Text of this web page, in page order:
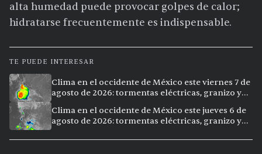
alta humedad puede provocar golpes de calor;
hidratarse frecuentemente es indispensable.
TE PUEDE INTERESAR
Clima en el occidente de México este viernes 7 de
agosto de 2026: tormentas eléctricas, granizo y
Clima en el occidente de México este jueves 6 de
agosto de 2026: tormentas eléctricas, granizo y